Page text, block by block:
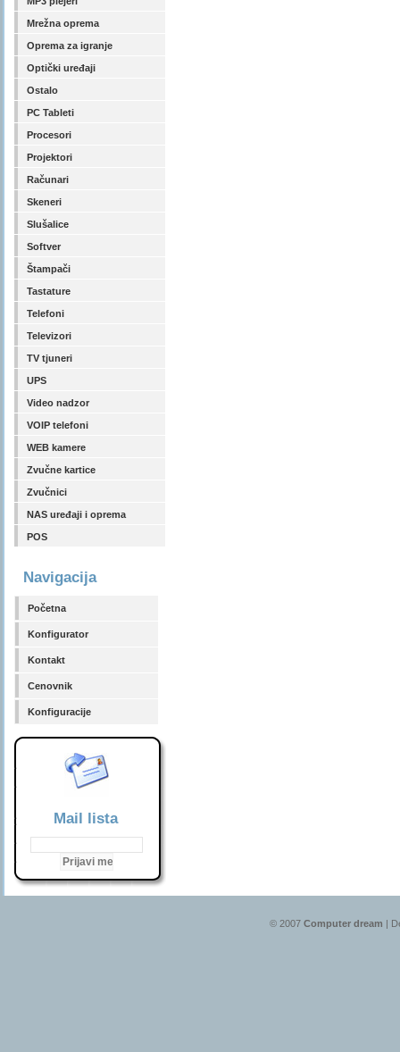
Mrežna oprema
Oprema za igranje
Optički uređaji
Ostalo
PC Tableti
Procesori
Projektori
Računari
Skeneri
Slušalice
Softver
Štampači
Tastature
Telefoni
Televizori
TV tjuneri
UPS
Video nadzor
VOIP telefoni
WEB kamere
Zvučne kartice
Zvučnici
NAS uređaji i oprema
POS
Navigacija
Početna
Konfigurator
Kontakt
Cenovnik
Konfiguracije
Mail lista
© 2007 Computer dream |